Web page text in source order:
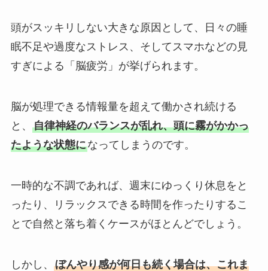
頭がスッキリしない大きな原因として、日々の睡
眠不足や過度なストレス、そしてスマホなどの見
すぎによる「脳疲労」が挙げられます。
脳が処理できる情報量を超えて働かされ続ける
と、 自律神経のバランスが乱れ、頭に霧がかかっ
たような状態になってしまうのです。
一時的な不調であれば、週末にゆっくり休息をと
ったり、リラックスできる時間を作ったりするこ
とで自然と落ち着くケースがほとんどでしょう。
しかし、 ぼんやり感が何日も続く場合は、これま